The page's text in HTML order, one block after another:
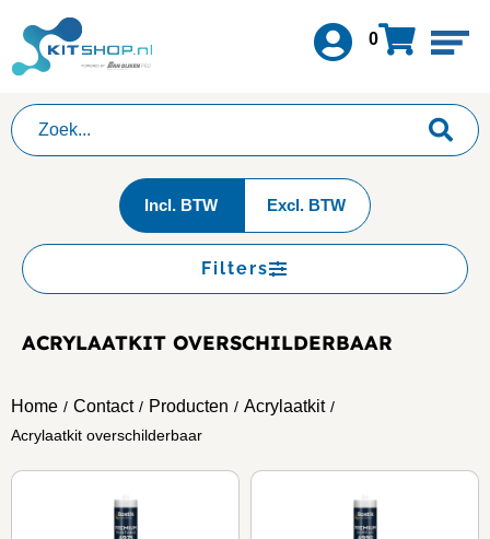
0
Incl. BTW Excl. BTW
Filters
ACRYLAATKIT OVERSCHILDERBAAR
Home / Contact / Producten / Acrylaatkit /
Acrylaatkit overschilderbaar